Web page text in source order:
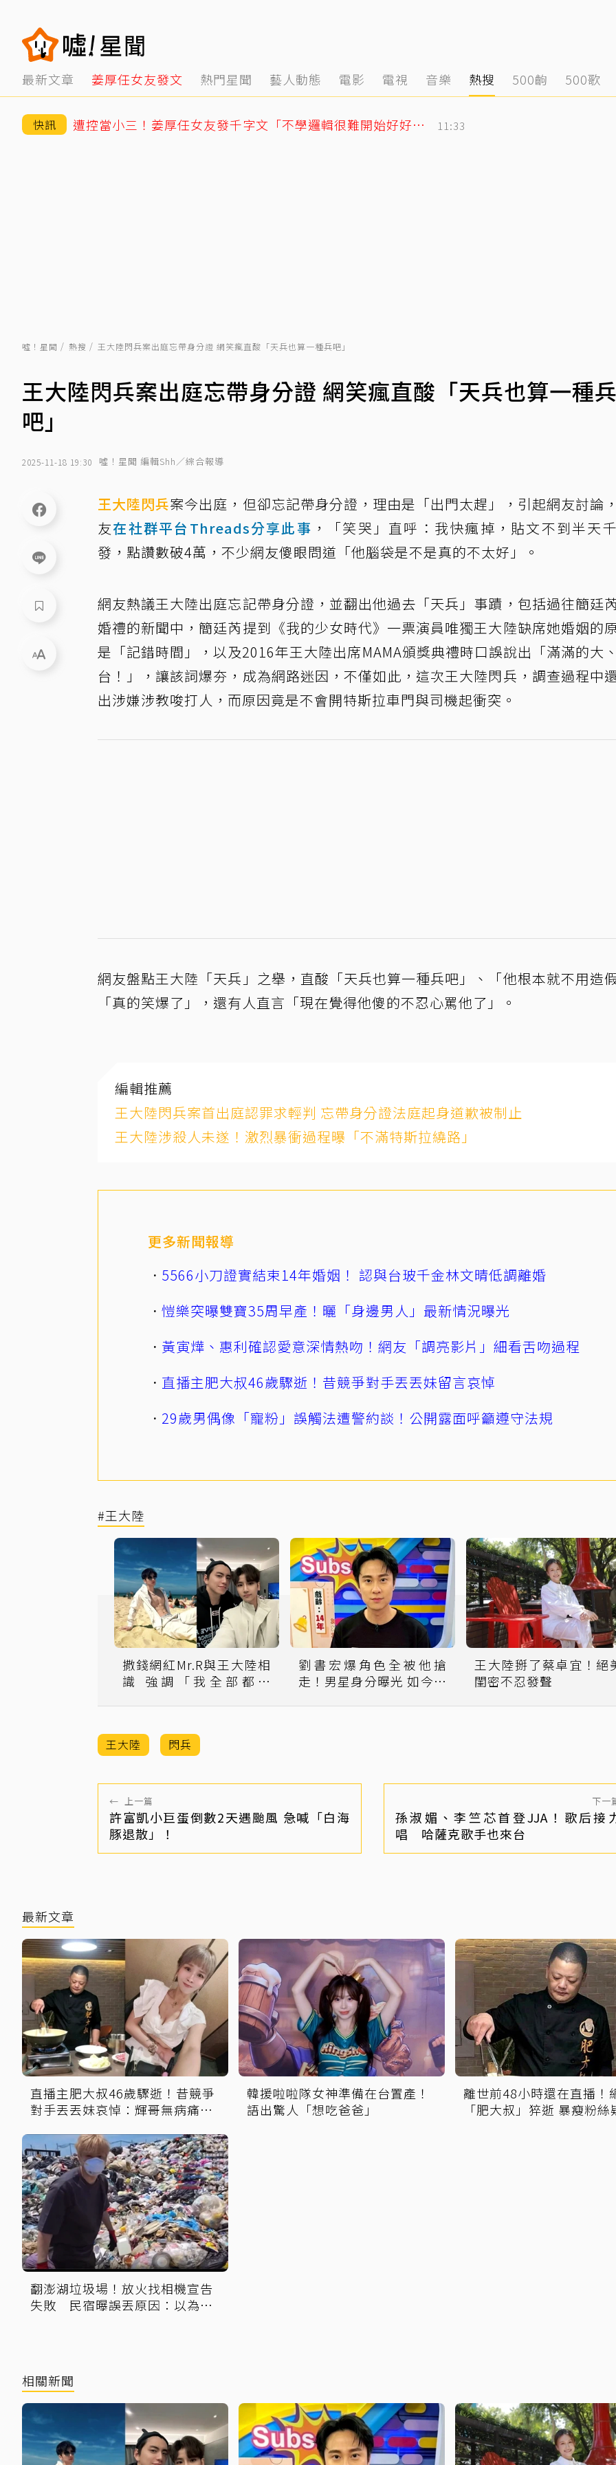
最新文章 姜厚任女友發文 熱門星聞 藝人動態 電影 電視 音樂 熱搜 500齣 500歌
快訊 遭控當小三！姜厚任女友發千字文「不學邏輯很難開始好好活」 11:33
噓！星聞 熱搜 王大陸閃兵案出庭忘帶身分證 網笑瘋直酸「天兵也算一種兵吧」
王大陸閃兵案出庭忘帶身分證 網笑瘋直酸「天兵也算一種
吧」
2025-11-18 19:30 噓！星聞 編輯Shh／綜合報導
王大陸閃兵案今出庭，但卻忘記帶身分證，理由是「出門太趕」，引起網友討論
友在社群平台Threads分享此事 ，「笑哭」直呼：我快瘋掉，貼文不到半天
發，點讚數破4萬，不少網友傻眼問道「他腦袋是不是真的不太好」。
網友熱議王大陸出庭忘記帶身分證，並翻出他過去「天兵」事蹟，包括過往簡廷
婚禮的新聞中，簡廷芮提到《我的少女時代》一票演員唯獨王大陸缺席她婚姻的
是「記錯時間」，以及2016年王大陸出席MAMA頒獎典禮時口誤說出「滿滿的大
台！」，讓該詞爆夯，成為網路迷因，不僅如此，這次王大陸閃兵，調查過程中
出涉嫌涉教唆打人，而原因竟是不會開特斯拉車門與司機起衝突。
網友盤點王大陸「天兵」之舉，直酸「天兵也算一種兵吧」、「他根本就不用造
「真的笑爆了」，還有人直言「現在覺得他傻的不忍心罵他了」。
編輯推薦
王大陸閃兵案首出庭認罪求輕判 忘帶身分證法庭起身道歉被制止
王大陸涉殺人未遂！激烈暴衝過程曝「不滿特斯拉繞路」
更多新聞報導
5566小刀證實結束14年婚姻！ 認與台玻千金林文晴低調離婚
愷樂突曝雙寶35周早產！曬「身邊男人」最新情況曝光
黃寅燁、惠利確認愛意深情熱吻！網友「調亮影片」細看舌吻過程
直播主肥大叔46歲驟逝！昔競爭對手丟丟妹留言哀悼
29歲男偶像「寵粉」誤觸法遭警約談！公開露面呼籲遵守法規
#王大陸
撒錢網紅Mr.R與王大陸相
識 強調「我全部都真
劉書宏爆角色全被他搶
走！男星身分曝光 如今已
王大陸掰了蔡卓宜！絕
閨密不忍發聲
王大陸 閃兵
← 上一篇
許富凱小巨蛋倒數2天遇颱風 急喊「白海
豚退散」！
下一
孫淑媚、李竺芯首登JJA！歌后接
唱 哈薩克歌手也來台
最新文章
直播主肥大叔46歲驟逝！昔競爭
對手丟丟妹哀悼：輝哥無病痛一
韓援啦啦隊女神準備在台置產！
語出驚人「想吃爸爸」
離世前48小時還在直播！
「肥大叔」猝逝 暴瘦粉
翻澎湖垃圾場！放火找相機宣告
失敗 民宿曝誤丟原因：以為是
相關新聞